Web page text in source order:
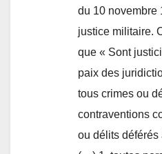
du 10 novembre
justice militaire.
que « Sont
paix des
tous crimes ou
contraventions
ou délits déférés